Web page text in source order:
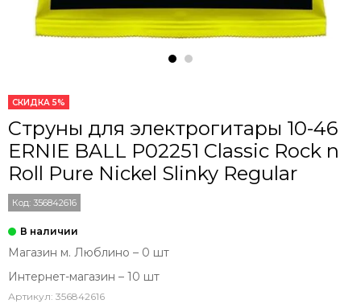
СКИДКА 5%
Струны для электрогитары 10-46
ERNIE BALL P02251 Classic Rock n
Roll Pure Nickel Slinky Regular
Код: 356842616
Магазин м. Люблино – 0 шт
Интернет-магазин – 10 шт
Артикул: 356842616